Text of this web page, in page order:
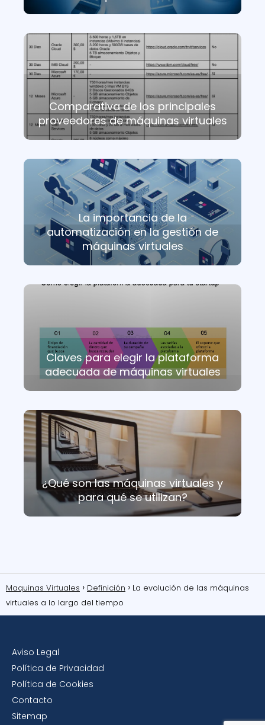
Comparativa de los principales
proveedores de máquinas virtuales
La importancia de la
automatización en la gestión de
máquinas virtuales
Claves para elegir la plataforma
adecuada de máquinas virtuales
¿Qué son las máquinas virtuales y
para qué se utilizan?
Maquinas Virtuales Definición
La evolución de las máquinas
virtuales a lo largo del tiempo
Aviso Legal
Política de Privacidad
Política de Cookies
Contacto
Sitemap